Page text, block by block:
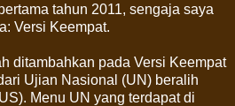
tahun 2011, sengaja saya
Versi Keempat.
ditambahkan pada Versi Keempat
Ujian Nasional (UN) beralih
Menu UN yang terdapat di